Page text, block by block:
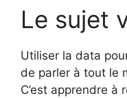
Le sujet
Utiliser la data
de parler à tout le
C’est apprendre à